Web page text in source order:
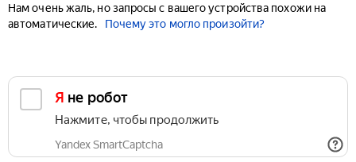
Нам очень жаль, но запросы с вашего устройства похожи на
автоматические.
Почему это могло произойти?
Я не робот
Нажмите, чтобы продолжить
Yandex SmartCaptcha